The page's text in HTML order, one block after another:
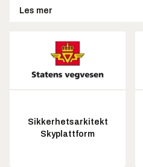
Les mer
Sikkerhetsarkitekt
Skyplattform